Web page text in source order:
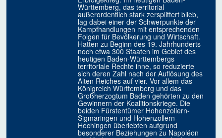
Württemberg, das territorial
außerordentlich stark zersplittert blieb,
lag dabei einer der Schwerpunkte der
Kampfhandlungen mit entsprechenden
Folgen für Bevölkerung und Wirtschaft.
Hatten zu Beginn des 19. Jahrhunderts
noch etwa 300 Staaten im Gebiet des
heutigen Baden-Württembergs
territoriale Rechte inne, so reduzierte
sich deren Zahl nach der Auflösung des
Alten Reiches auf vier. Vor allem das
Königreich Württemberg und das
Großherzogtum Baden gehörten zu den
Gewinnern der Koalitionskriege. Die
beiden Fürstentümer Hohenzollern-
Sigmaringen und Hohenzollern-
Hechingen überlebten aufgrund
besonderer Beziehungen zu Napoléon